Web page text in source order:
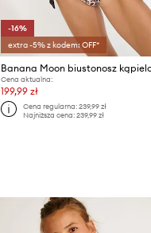
-16%
extra -5% z kodem: OFF*
Cena aktualna:
199,99 zł
Cena regularna: 239,99 zł
Najniższa cena: 239,99 zł